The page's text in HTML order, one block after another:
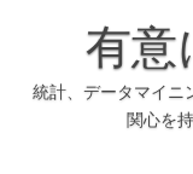
有意
統計、データマイニ
関心を